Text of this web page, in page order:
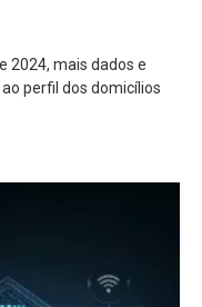
2024, mais dados e
perfil dos domicílios